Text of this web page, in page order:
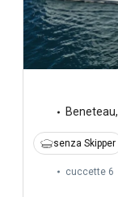
Beneteau,
senza Skipper
cuccette 6